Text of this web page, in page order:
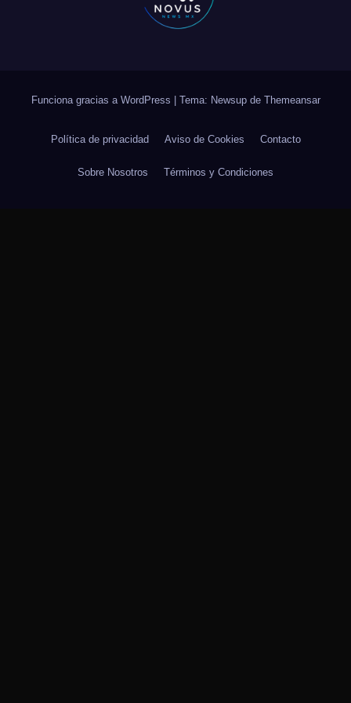
Funciona gracias a WordPress Tema: Newsup de Themeansar
Política de privacidad Aviso de Cookies Contacto
Sobre Nosotros Términos y Condiciones